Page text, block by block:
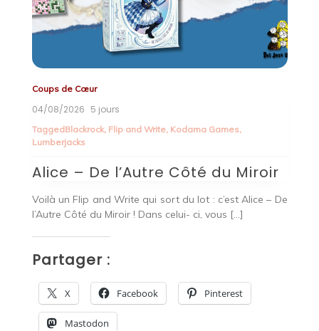
Coups de Cœur
04/08/2026 5 jours
TaggedBlackrock, Flip and Write, Kodama Games,
Lumberjacks
Alice – De l’Autre Côté du Miroir
Voilà un Flip and Write qui sort du lot : c’est Alice – De
l’Autre Côté du Miroir ! Dans celui- ci, vous […]
Partager :
X Facebook Pinterest
Mastodon